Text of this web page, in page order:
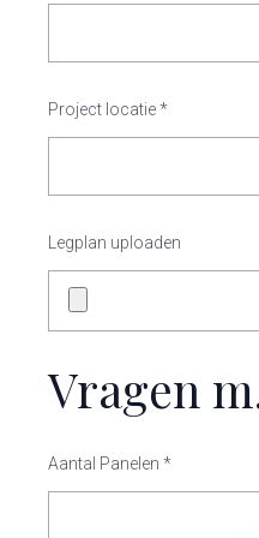
Project locatie*
Legplan uploaden
Vragen
Aantal Panelen*